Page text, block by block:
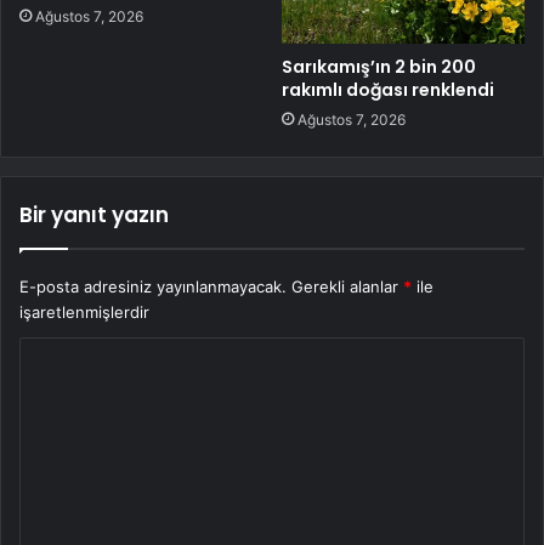
Ağustos 7, 2026
Sarıkamış’ın 2 bin 200
rakımlı doğası renklendi
Ağustos 7, 2026
Bir yanıt yazın
E-posta adresiniz yayınlanmayacak. Gerekli alanlar * ile
işaretlenmişlerdir